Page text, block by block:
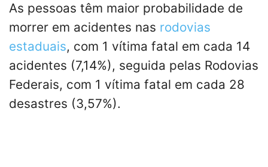
As pessoas têm maior probabilidade de
morrer em acidentes nas rodovias
estaduais, com 1 vítima fatal em cada 14
acidentes (7,14%), seguida pelas Rodovias
Federais, com 1 vítima fatal em cada 28
desastres (3,57%).